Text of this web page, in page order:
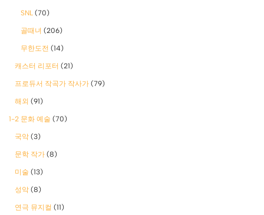
SNL (70)
골때녀 (206)
무한도전 (14)
캐스터 리포터 (21)
프로듀서 작곡가 작사가 (79)
해외 (91)
1-2 문화 예술 (70)
국악 (3)
문학 작가 (8)
미술 (13)
성악 (8)
연극 뮤지컬 (11)